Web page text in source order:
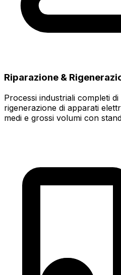
Riparazione &
Processi industriali completi
rigenerazione di apparati
medi e grossi volumi con